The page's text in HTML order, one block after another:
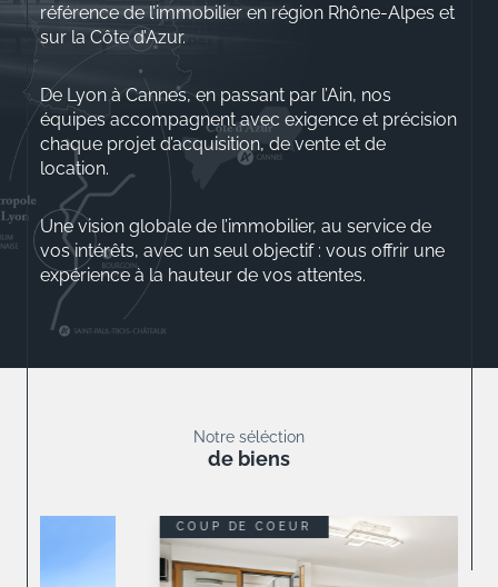
référence de l’immobilier en région Rhône-Alpes et
sur la Côte d’Azur.
De Lyon à Cannes, en passant par l’Ain, nos
équipes accompagnent avec exigence et précision
chaque projet d’acquisition, de vente et de
location.
Une vision globale de l’immobilier, au service de
vos intérêts, avec un seul objectif : vous offrir une
expérience à la hauteur de vos attentes.
Notre séléction
de biens
COUP DE COEUR